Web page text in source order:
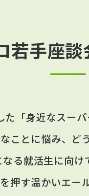
若手座
た「身近なスーパ
ことに悩み、ど
る就活生に向
押す温かいエー